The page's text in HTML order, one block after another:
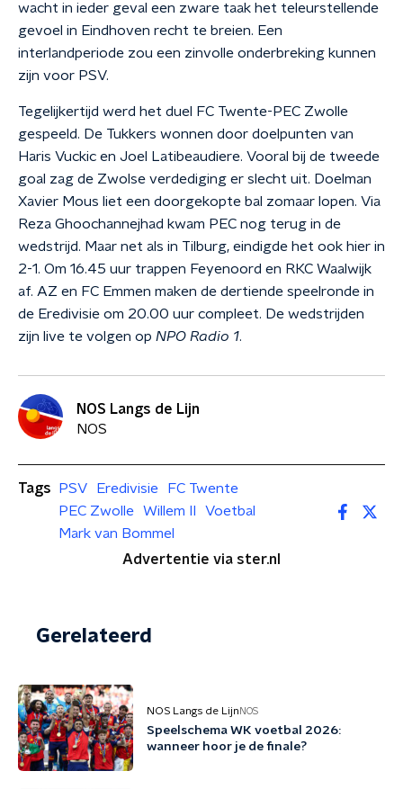
wacht in ieder geval een zware taak het teleurstellende
gevoel in Eindhoven recht te breien. Een
interlandperiode zou een zinvolle onderbreking kunnen
zijn voor PSV.
Tegelijkertijd werd het duel FC Twente-PEC Zwolle
gespeeld. De Tukkers wonnen door doelpunten van
Haris Vuckic en Joel Latibeaudiere. Vooral bij de tweede
goal zag de Zwolse verdediging er slecht uit. Doelman
Xavier Mous liet een doorgekopte bal zomaar lopen. Via
Reza Ghoochannejhad kwam PEC nog terug in de
wedstrijd. Maar net als in Tilburg, eindigde het ook hier in
2-1. Om 16.45 uur trappen Feyenoord en RKC Waalwijk
af. AZ en FC Emmen maken de dertiende speelronde in
de Eredivisie om 20.00 uur compleet. De wedstrijden
zijn live te volgen op NPO Radio 1.
NOS Langs de Lijn
NOS
Tags PSV Eredivisie
FC Twente
PEC Zwolle
Willem II
Voetbal
Mark van Bommel
Advertentie via ster.nl
Gerelateerd
NOS Langs de Lijn NOS
Speelschema WK voetbal 2026:
wanneer hoor je de finale?